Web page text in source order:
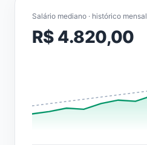
Salário mediano · histórico mensal
R$ 4.820,00